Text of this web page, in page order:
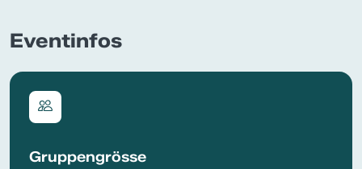
Eventinfos
Gruppengrösse